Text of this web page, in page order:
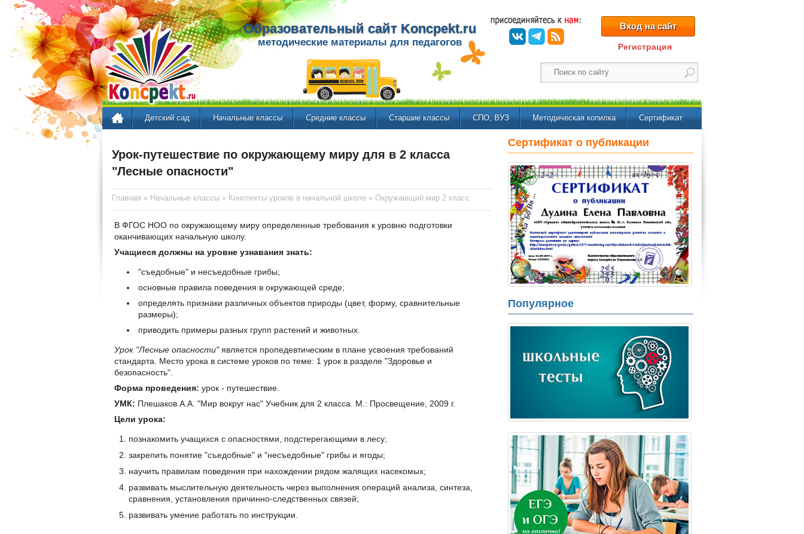
Образовательный сайт Koncpekt.ru
методические материалы для педагогов
Вход на сайт
Регистрация
Детский сад Начальные классы Средние классы Старшие классы СПО, ВУЗ Методическая копилка Сертификат
Урок-путешествие по окружающему миру для в 2 класса
"Лесные опасности"
Главная » Начальные классы » Конспекты уроков в начальной школе » Окружающий мир 2 класс
В ФГОС НОО по окружающему миру определенные требования к уровню подготовки
оканчивающих начальную школу.
Учащиеся должны на уровне узнавания знать:
"съедобные" и несъедобные грибы;
основные правила поведения в окружающей среде;
определять признаки различных объектов природы (цвет, форму, сравнительные
размеры);
приводить примеры разных групп растений и животных.
Урок "Лесные опасности"является пропедевтическим в плане усвоения требований
стандарта. Место урока в системе уроков по теме: 1 урок в разделе "Здоровье и
безопасность".
Форма проведения: урок - путешествие.
УМК: Плешаков А.А. "Мир вокруг нас" Учебник для 2 класса. М.: Просвещение, 2009 г.
Цели урока:
познакомить учащихся с опасностями, подстерегающими в лесу;
закрепить понятие "съедобные" и "несъедобные" грибы и ягоды;
научить правилам поведения при нахождении рядом жалящих насекомых;
развивать мыслительную деятельность через выполнения операций анализа, синтеза,
сравнения, установления причинно-следственных связей;
развивать умение работать по инструкции.
Сертификат о публикации
Популярное